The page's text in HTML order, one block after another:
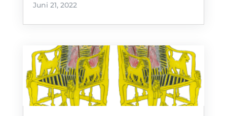
Juni 21, 2022